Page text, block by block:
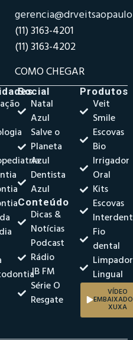
(11) 3163-4201
(11) 3163-4202
COMO CHEGAR
Social
Natal
Azul
Salve o
Planeta
Azul
Dentista
Azul
Conteúdo
Dicas &
Notícias
Podcast
Rádio
JB FM
Série O
Resgate
Produtos
Veit
Smile
Escovas
Bio
Irrigador
Oral
Kits
Escovas
Fio
dental
Limpador
Lingual
VÍDEO
XUXA